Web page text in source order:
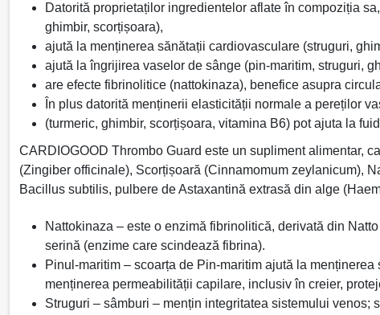
Datorită proprietaților ingredientelor aflate în compoziția
ghimbir, scorțișoara),
ajută la menținerea sănătații cardiovasculare (struguri,
ajută la îngrijirea vaselor de sânge (pin-maritim, struguri,
are efecte fibrinolitice (nattokinaza), benefice asupra
În plus datorită menținerii elasticității normale a pereților
(turmeric, ghimbir, scorțișoara, vitamina B6) pot ajuta la
CARDIOGOOD Thrombo Guard este un supliment alimentar,
(Zingiber officinale), Scorțișoară (Cinnamomum zeylanicum),
Bacillus subtilis, pulbere de Astaxantină extrasă din alge
Nattokinaza – este o enzimă fibrinolitică, derivată din
serină (enzime care scindează fibrina).
Pinul-maritim – scoarța de Pin-maritim ajută la
menținerea permeabilității capilare, inclusiv în creier,
Struguri – sâmburi – mențin integritatea sistemului